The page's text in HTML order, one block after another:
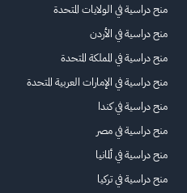
منح دراسية في الولايات المتحدة
منح دراسية في الأردن
منح دراسية في المملكة المتحدة
منح دراسية في الإمارات العربية المتحدة
منح دراسية في كندا
منح دراسية في مصر
منح دراسية في ألمانيا
منح دراسية في تركيا